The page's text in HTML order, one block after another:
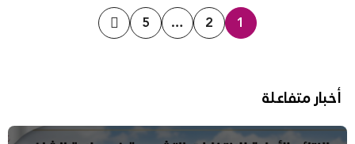
تعدد
صفحات
1
2
…
5
أخبار متفاعلة